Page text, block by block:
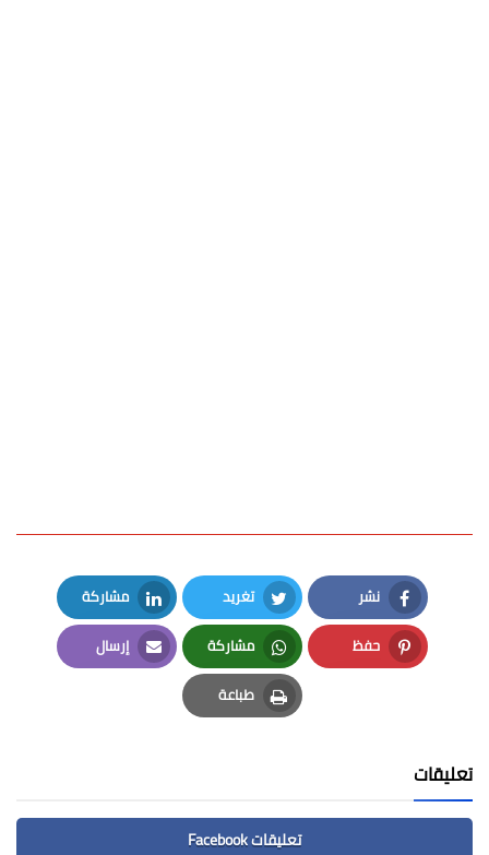
نشر
Facebook
تغريد
Twitter
مشاركة
LinkedIn
حفظ
Pinterest
مشاركة
Whatsapp
إرسال
Email
طباعة
Print
تعليقات
تعليقات Facebook